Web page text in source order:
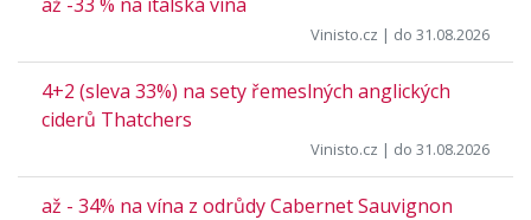
Vinisto.cz | do 31.08.2026
4+2 (sleva 33%) na sety řemeslných anglických
ciderů Thatchers
Vinisto.cz | do 31.08.2026
až - 34% na vína z odrůdy Cabernet Sauvignon